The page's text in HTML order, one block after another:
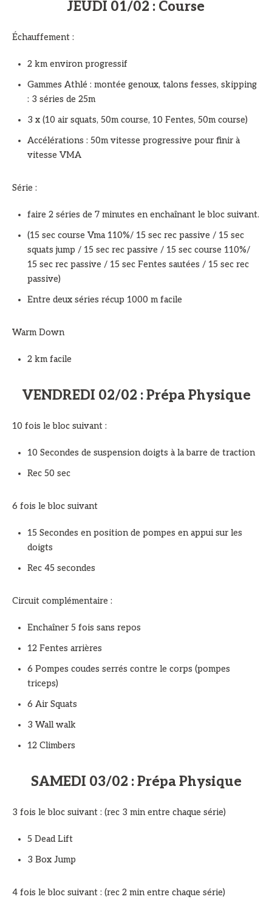
JEUDI 01/02 : Course
Échauffement :
2 km environ progressif
Gammes Athlé : montée genoux, talons fesses, skipping
: 3 séries de 25m
3 x (10 air squats, 50m course, 10 Fentes, 50m course)
Accélérations : 50m vitesse progressive pour finir à
vitesse VMA
Série :
faire 2 séries de 7 minutes en enchaînant le bloc suivant.
(15 sec course Vma 110%/ 15 sec rec passive / 15 sec
squats jump / 15 sec rec passive / 15 sec course 110%/
15 sec rec passive / 15 sec Fentes sautées / 15 sec rec
passive)
Entre deux séries récup 1000 m facile
Warm Down
2 km facile
VENDREDI 02/02 : Prépa Physique
10 fois le bloc suivant :
10 Secondes de suspension doigts à la barre de traction
Rec 50 sec
6 fois le bloc suivant
15 Secondes en position de pompes en appui sur les
doigts
Rec 45 secondes
Circuit complémentaire :
Enchaîner 5 fois sans repos
12 Fentes arrières
6 Pompes coudes serrés contre le corps (pompes
triceps)
6 Air Squats
3 Wall walk
12 Climbers
SAMEDI 03/02 : Prépa Physique
3 fois le bloc suivant : (rec 3 min entre chaque série)
5 Dead Lift
3 Box Jump
4 fois le bloc suivant : (rec 2 min entre chaque série)